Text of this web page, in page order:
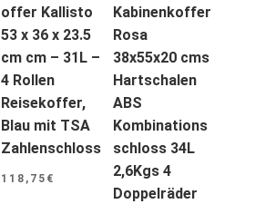
offer Kallisto
53 x 36 x 23.5
cm cm – 31L –
4 Rollen
Reisekoffer,
Blau mit TSA
Zahlenschloss
118,75 €
Kabinenkoffer
Rosa
38x55x20 cms
Hartschalen
ABS
Kombinations
schloss 34L
2,6Kgs 4
Doppelräder